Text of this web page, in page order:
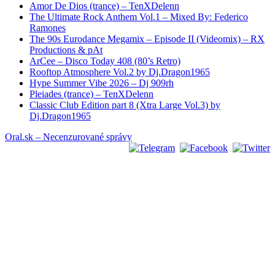
Amor De Dios (trance) – TenXDelenn
The Ultimate Rock Anthem Vol.1 – Mixed By: Federico
Ramones
The 90s Eurodance Megamix – Episode II (Videomix) – RX
Productions & pAt
ArCee – Disco Today 408 (80’s Retro)
Rooftop Atmosphere Vol.2 by Dj.Dragon1965
Hype Summer Vibe 2026 – Dj 909rh
Pleiades (trance) – TenXDelenn
Classic Club Edition part 8 (Xtra Large Vol.3) by
Dj.Dragon1965
Oral.sk – Necenzurované správy